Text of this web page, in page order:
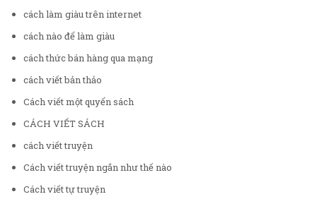
cách làm giàu trên internet
cách nào để làm giàu
cách thức bán hàng qua mạng
cách viết bản thảo
Cách viết một quyển sách
CÁCH VIẾT SÁCH
cách viết truyện
Cách viết truyện ngắn như thế nào
Cách viết tự truyện